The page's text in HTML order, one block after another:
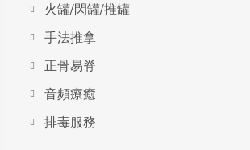
火罐/閃罐/推罐
手法推拿
正骨易脊
⾳頻療癒
排毒服務